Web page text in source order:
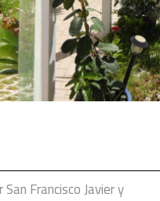
Francisco Javier y